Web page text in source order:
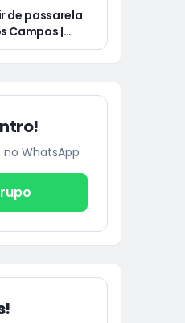
de passarela
Campos |
acidente de
WhatsApp